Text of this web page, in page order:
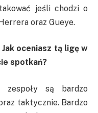
jeśli chodzi o
oraz Gueye.
oceniasz tą ligę w
spotkań?
zespoły są bardzo
taktycznie. Bardzo